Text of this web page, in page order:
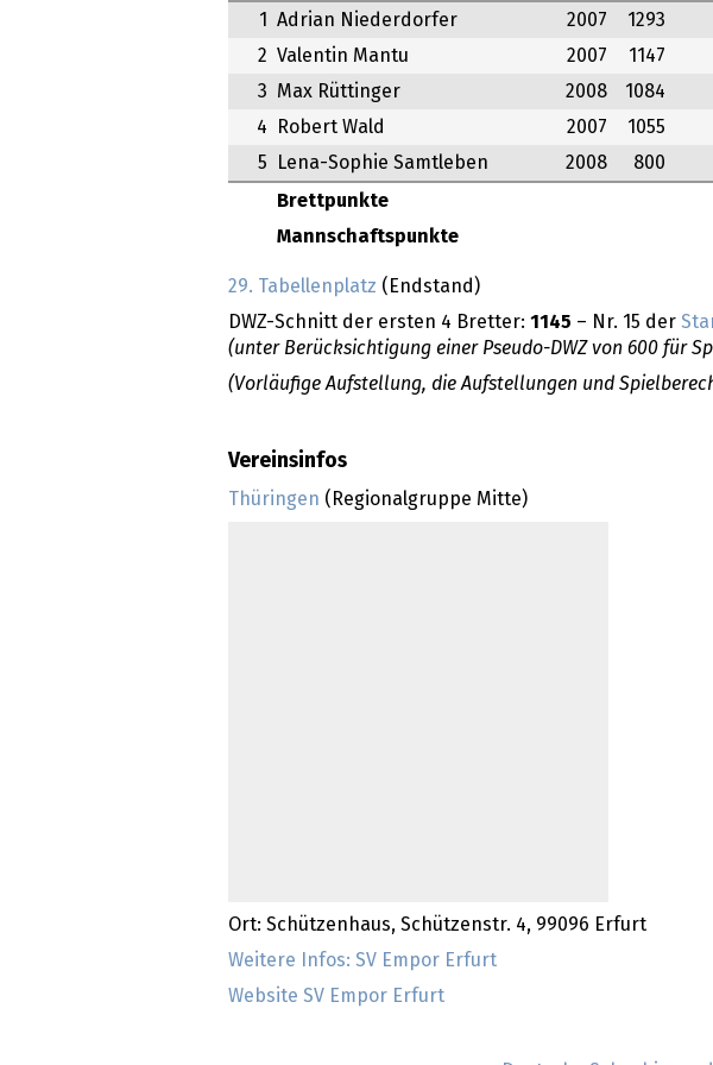
Brettpunkte
Mannschaftspunkte
1 Adrian Niederdorfer 2007 1293
2 Valentin Mantu 2007 1147
3
Max Rüttinger 2008 1084
4
Robert Wald 2007 1055
5
Lena-Sophie Samtleben 2008 800
29. Tabellenplatz (Endstand)
DWZ-Schnitt der ersten 4 Bretter: 1145 – Nr. 15 der
(unter Berücksichtigung einer Pseudo-DWZ von 600 für
(Vorläufige Aufstellung, die Aufstellungen und
Vereinsinfos
Thüringen (Regionalgruppe Mitte)
Ort: Schützenhaus, Schützenstr. 4, 99096 Erfurt
Weitere Infos: SV Empor Erfurt
Website SV Empor Erfurt